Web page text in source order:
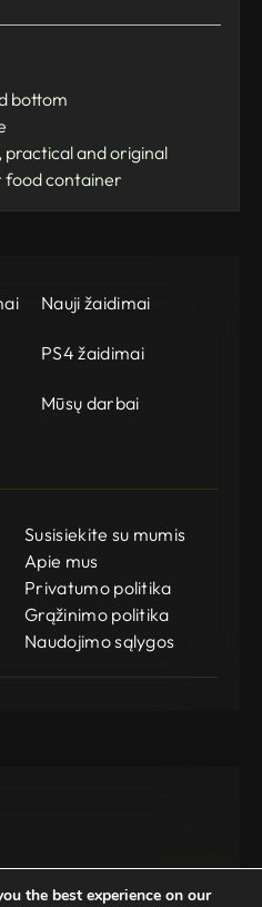
bottom
and original
food container
Nauji žaidimai
PS4 žaidimai
Mūsų darbai
Susisiekite su mumis
Apie mus
Privatumo politika
Grąžinimo politika
Naudojimo sąlygos
the best experience on our